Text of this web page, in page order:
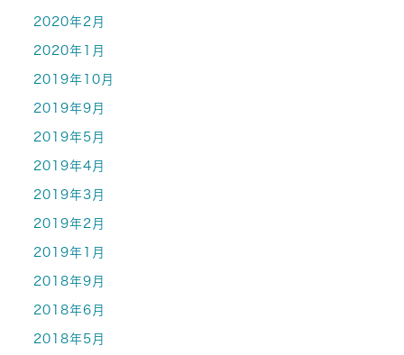
2020年2月
2020年1月
2019年10月
2019年9月
2019年5月
2019年4月
2019年3月
2019年2月
2019年1月
2018年9月
2018年6月
2018年5月